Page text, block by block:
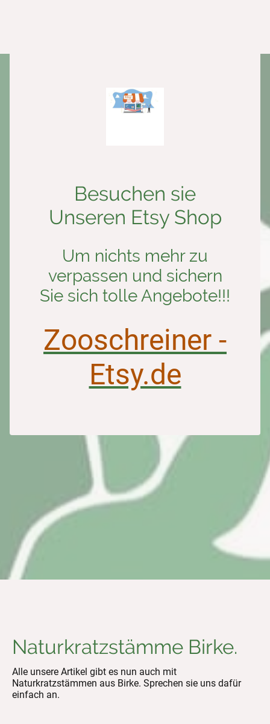
Besuchen sie
Unseren Etsy Shop
Um nichts mehr zu
verpassen und sichern
Sie sich tolle Angebote!!!
Zooschreiner -
Etsy.de
Naturkratzstämme Birke.
Alle unsere Artikel gibt es nun auch mit
Naturkratzstämmen aus Birke. Sprechen sie uns dafür
einfach an.